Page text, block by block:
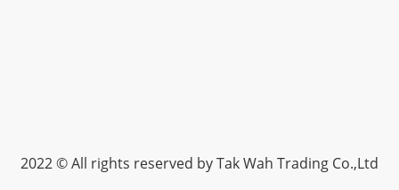
2022 © All rights reserved by Tak Wah Trading Co.,Ltd